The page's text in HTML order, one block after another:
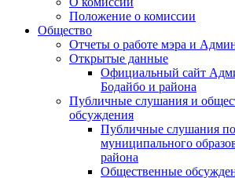
Положение о комиссии
Общество
Отчеты о работе мэра и
Открытые данные
Официальный сайт
Бодайбо и района
Публичные слушания и
обсуждения
Публичные слушания
муниципального
района
Общественные